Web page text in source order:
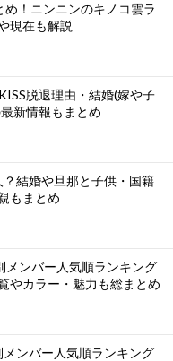
！ニンニンのキノコ雲ラ
現在も解説
脱退理由・結婚(嫁や子
新情報もまとめ
結婚や旦那と子供・国籍
もまとめ
メンバー人気順ランキング
やカラー・魅力も総まとめ
ンバー人気順ランキング